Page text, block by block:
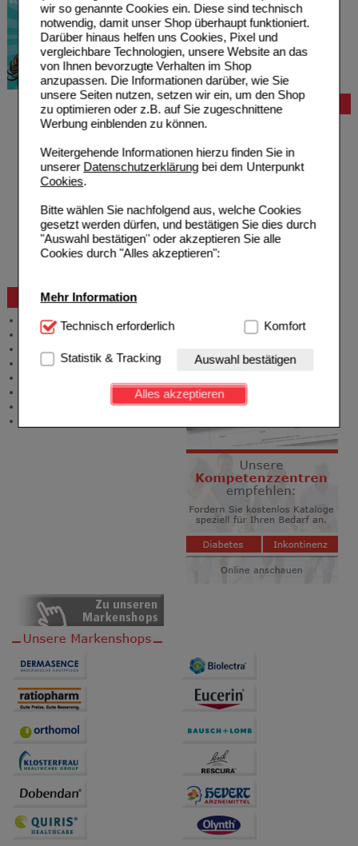
wir so genannte Cookies ein. Diese sind technisch
notwendig, damit unser Shop überhaupt funktioniert.
Darüber hinaus helfen uns Cookies, Pixel und
vergleichbare Technologien, unsere Website an das
von Ihnen bevorzugte Verhalten im Shop
anzupassen. Die Informationen darüber, wie Sie
unsere Seiten nutzen, setzen wir ein, um den Shop
zu optimieren oder z.B. auf Sie zugeschnittene
Werbung einblenden zu können.
Weitergehende Informationen hierzu finden Sie in
unserer Datenschutzerklärungbei dem Unterpunkt
Cookies.
Bitte wählen Sie nachfolgend aus, welche Cookies
gesetzt werden dürfen, und bestätigen Sie dies durch
"Auswahl bestätigen" oder akzeptieren Sie alle
Cookies durch "Alles akzeptieren":
Mehr Information
Technisch Notwendig:Hierbei handelt es sich um
Website notwendig sind (z.B. Navigation, Warenkorb,
Kundenkonto), weshalb auf diese nicht verzichtet
werden kann.
Einkaufserlebnis noch ansprechender zu gestalten,
beispielsweise für die Wiedererkennung des
Besuchers oder unsere Seite an bevorzugte
Verhaltensweisen (z.B. Spracheinstellung)
anzupassen. Komfort-Cookies ermöglichen es uns
auch auf Ihre Bedürfnisse zugeschrittene Inhalte
anzuzeigen und unser Partnerprogramm zu
Hierüber lassen sich
Informationen über die Art und Weise der Nutzung
Website weiter für Sie optimieren können, den Inhalt
auf unserer Website aber auch die Werbung auf
Drittseiten möglichst relevant für Sie zu gestalten.
Bitte beachten Sie, dass Daten hierfür teilweise an
Dritte wie z.B. Google oder soziale Medien
übertragen werden.
Technisch erforderlich Komfort
Statistik & Tracking Auswahl bestätigen
Alles akzeptieren
Bestellung
Hilfe zur Anmeldung
Zahlungsmöglichkeiten
Rezepte einlösen
Auslandsbestellung
Reklamation
Widerrufsformular
Problembehebung
Beratung und Service
Allgemeine Information
Produktberatung
Zuzahlungsfreie Arzneien